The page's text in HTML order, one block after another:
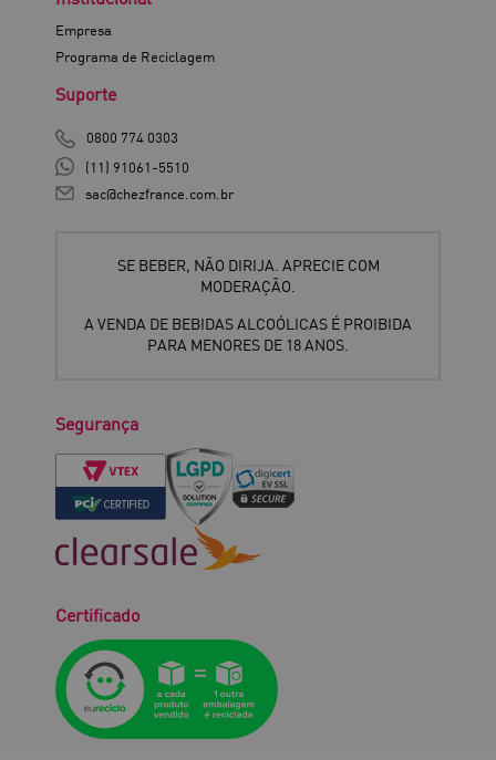
Empresa
Programa de Reciclagem
Suporte
0800 774 0303
(11) 91061-5510
sac@chezfrance.com.br
SE BEBER, NÃO DIRIJA. APRECIE COM
MODERAÇÃO.
A VENDA DE BEBIDAS ALCOÓLICAS É PROIBIDA
PARA MENORES DE 18 ANOS.
Segurança
Certificado